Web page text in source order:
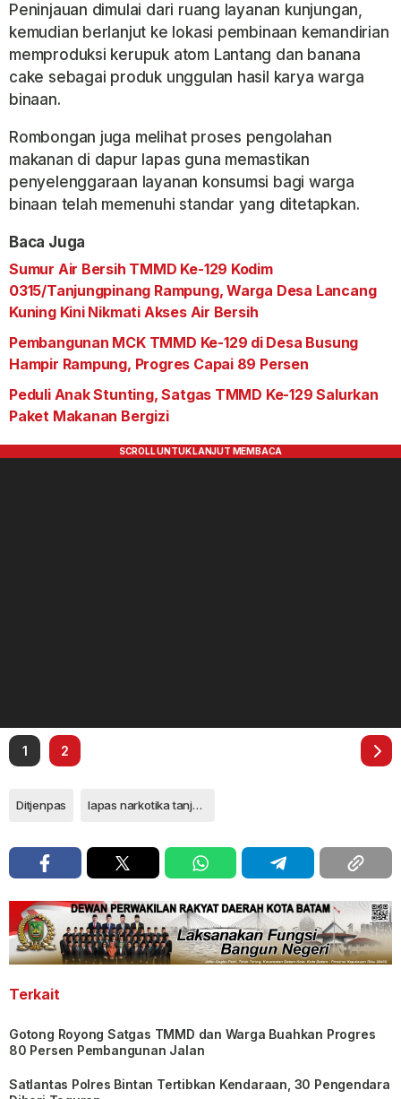
Peninjauan dimulai dari ruang layanan kunjungan,
kemudian berlanjut ke lokasi pembinaan kemandirian
memproduksi kerupuk atom Lantang dan banana
cake sebagai produk unggulan hasil karya warga
binaan.
Rombongan juga melihat proses pengolahan
makanan di dapur lapas guna memastikan
penyelenggaraan layanan konsumsi bagi warga
binaan telah memenuhi standar yang ditetapkan.
Baca Juga
Sumur Air Bersih TMMD Ke-129 Kodim
0315/Tanjungpinang Rampung, Warga Desa Lancang
Kuning Kini Nikmati Akses Air Bersih
Pembangunan MCK TMMD Ke-129 di Desa Busung
Hampir Rampung, Progres Capai 89 Persen
Peduli Anak Stunting, Satgas TMMD Ke-129 Salurkan
Paket Makanan Bergizi
1 2
Ditjenpas lapas narkotika tanjungpinang
Terkait
Gotong Royong Satgas TMMD dan Warga Buahkan Progres
80 Persen Pembangunan Jalan
Satlantas Polres Bintan Tertibkan Kendaraan, 30 Pengendara